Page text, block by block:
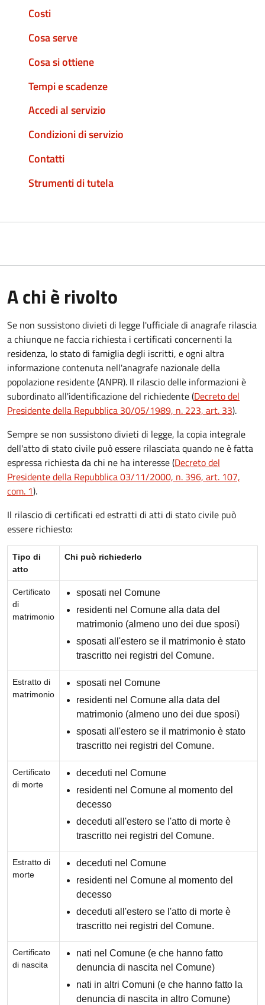
Costi
Cosa serve
Cosa si ottiene
Tempi e scadenze
Accedi al servizio
Condizioni di servizio
Contatti
Strumenti di tutela
A chi è rivolto
Se non sussistono divieti di legge l'ufficiale di anagrafe rilascia
a chiunque ne faccia richiesta i certificati concernenti la
residenza, lo stato di famiglia degli iscritti, e ogni altra
informazione contenuta nell'anagrafe nazionale della
popolazione residente (ANPR). Il rilascio delle informazioni è
subordinato all'identificazione del richiedente (Decreto del
Presidente della Repubblica 30/05/1989, n. 223, art. 33).
Sempre se non sussistono divieti di legge, la copia integrale
dell'atto di stato civile può essere rilasciata quando ne è fatta
espressa richiesta da chi ne ha interesse (Decreto del
Presidente della Repubblica 03/11/2000, n. 396, art. 107,
com. 1).
Il rilascio di certificati ed estratti di atti di stato civile può
essere richiesto:
Tipo di
atto
Chi può richiederlo
Certificato
di
matrimonio
sposati nel Comune
residenti nel Comune alla data del
matrimonio (almeno uno dei due sposi)
sposati all'estero se il matrimonio è stato
trascritto nei registri del Comune.
Estratto di
matrimonio
sposati nel Comune
residenti nel Comune alla data del
matrimonio (almeno uno dei due sposi)
sposati all'estero se il matrimonio è stato
trascritto nei registri del Comune.
Certificato
di morte
deceduti nel Comune
residenti nel Comune al momento del
decesso
deceduti all'estero se l'atto di morte è
trascritto nei registri del Comune.
Estratto di
morte
deceduti nel Comune
residenti nel Comune al momento del
decesso
deceduti all'estero se l'atto di morte è
trascritto nei registri del Comune.
Certificato
di nascita
nati nel Comune (e che hanno fatto
denuncia di nascita nel Comune)
nati in altri Comuni (e che hanno fatto la
denuncia di nascita in altro Comune)